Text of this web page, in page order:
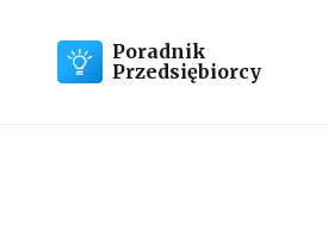
Poradnik
Przedsiębiorcy